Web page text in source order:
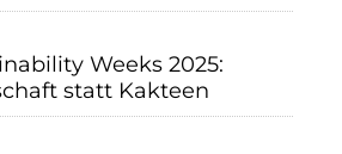
Investment Management
Weeks 2025:
statt Kakteen